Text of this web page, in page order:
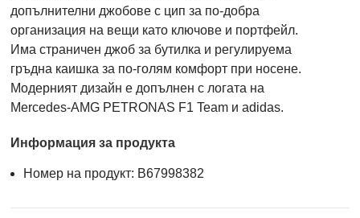
допълнителни джобове с цип за по-добра
организация на вещи като ключове и портфейл.
Има страничен джоб за бутилка и регулируема
гръдна каишка за по-голям комфорт при носене.
Модерният дизайн е допълнен с логата на
Mercedes-AMG PETRONAS F1 Team и adidas.
Информация за продукта
Номер на продукт: B67998382